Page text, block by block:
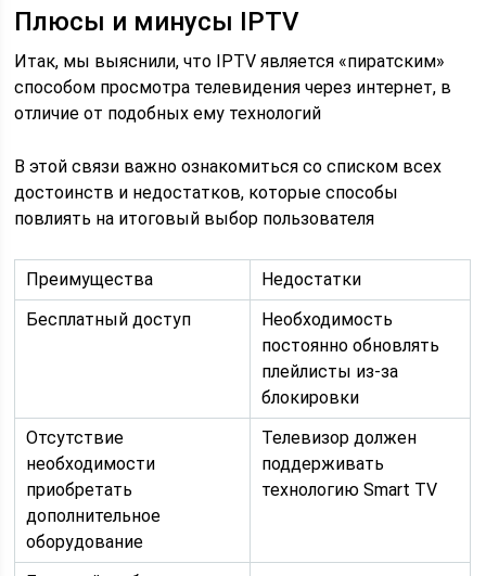
Плюсы и минусы IPTV
Итак, мы выяснили, что IPTV является «пиратским»
способом просмотра телевидения через интернет, в
отличие от подобных ему технологий
В этой связи важно ознакомиться со списком всех
достоинств и недостатков, которые способы
повлиять на итоговый выбор пользователя
Преимущества
Недостатки
Бесплатный доступ
Необходимость
постоянно обновлять
плейлисты из-за
блокировки
Отсутствие
необходимости
приобретать
дополнительное
оборудование
Телевизор должен
поддерживать
технологию Smart TV